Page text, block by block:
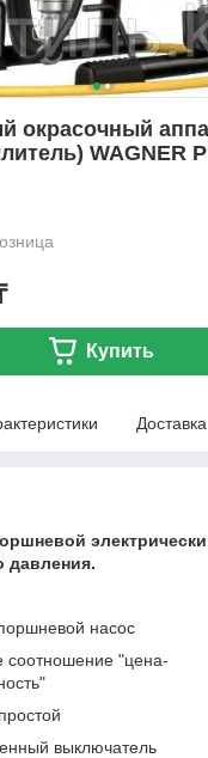
окрасочный
WAGNER
Купить
Доставка
давления.
насос
соотношение "цена-
выключатель